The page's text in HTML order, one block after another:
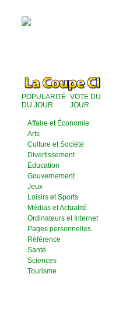
POPULARITÉ
DU JOUR
VOTE DU
JOUR
Affaire et Économie
Arts
Culture et Société
Divertissement
Éducation
Gouvernement
Jeux
Loisirs et Sports
Médias et Actualité
Ordinateurs et Internet
Pages personnelles
Référence
Santé
Sciences
Tourisme